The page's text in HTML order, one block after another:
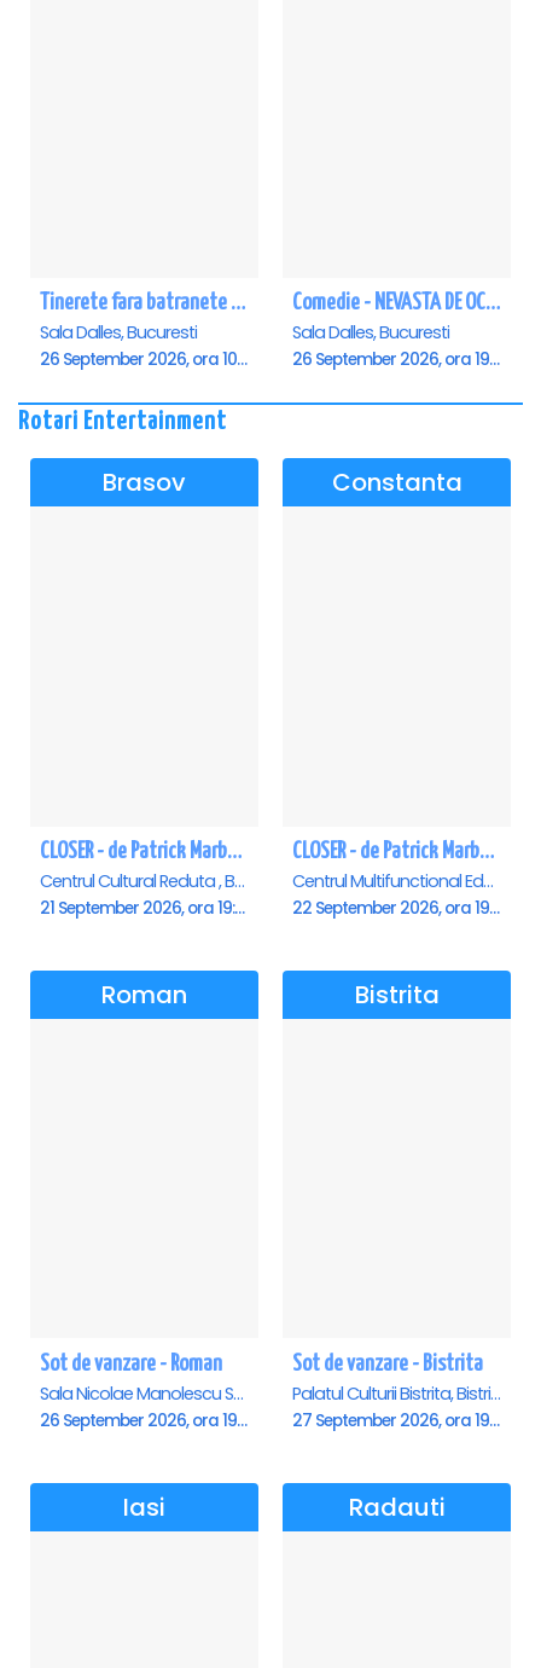
Tinerete fara batranete si viata fara de moarte
Sala Dalles, Bucuresti
26 September 2026, ora 10:30
Comedie - NEVASTA DE OCAZIE !!!
Sala Dalles, Bucuresti
26 September 2026, ora 19:00
Rotari Entertainment
Brasov
CLOSER - de Patrick Marber - Premiera - Brasov
Centrul Cultural Reduta , Brasov
21 September 2026, ora 19:00
Constanta
CLOSER - de Patrick Marber - Premiera - Constanta
Centrul Multifunctional Educativ pentru Tineret Jean Constantin, Constanta
22 September 2026, ora 19:00
Roman
Sot de vanzare - Roman
Sala Nicolae Manolescu Strunga (Sala de festivitati a Primariei Roman), Roman
26 September 2026, ora 19:00
Bistrita
Sot de vanzare - Bistrita
Palatul Culturii Bistrita, Bistrita
27 September 2026, ora 19:00
Iasi Radauti